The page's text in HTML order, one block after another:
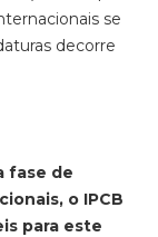
se
decorre
fase de
o IPCB
para este